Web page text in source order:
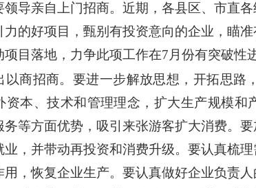
领导亲自上门招商。近期，各县区、市直
力的好项目，甄别有投资意向的企业，瞄
目落地，力争此项工作在7月份有突破性
以商招商。要进一步解放思想，开拓思路
资本、技术和管理理念，扩大生产规模
务等方面优势，吸引来张游客扩大消费。
业，并带动再投资和消费升级。要认真梳
用，恢复企业生产。要认真做好企业负责